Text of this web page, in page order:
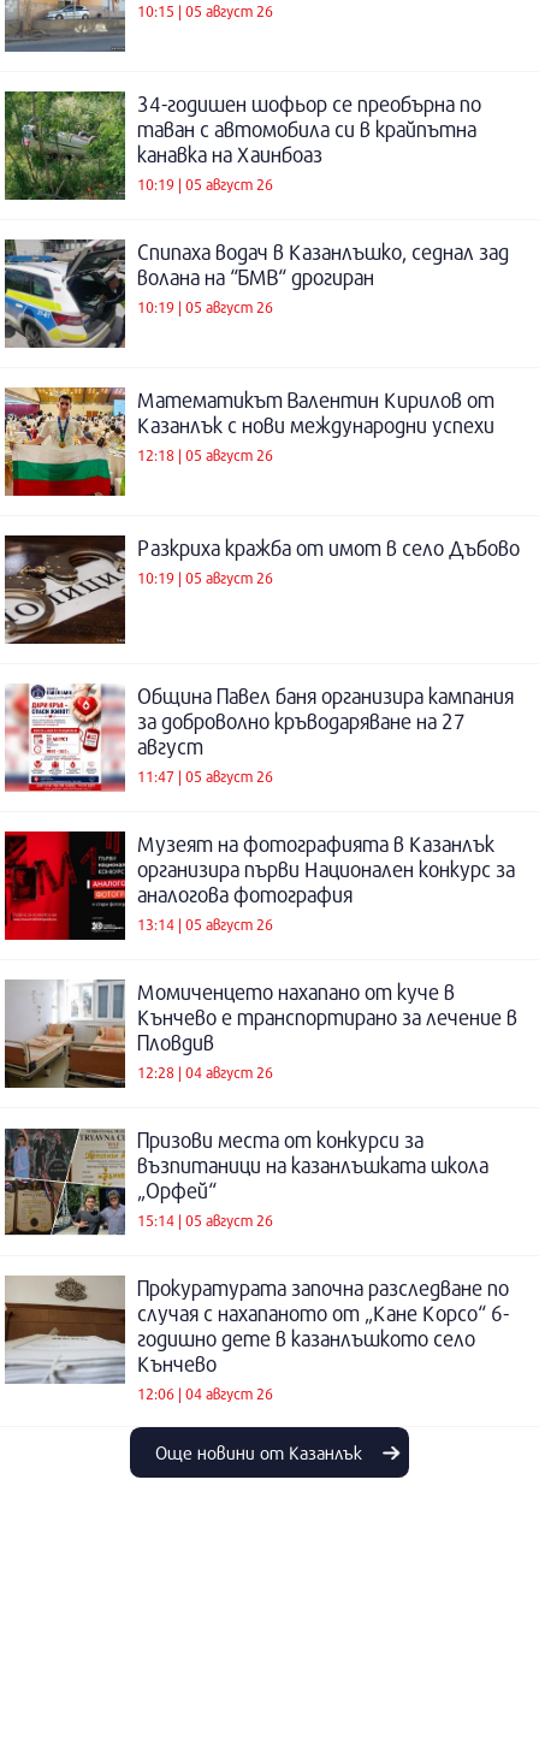
10:15 | 05 август 26
34-годишен шофьор се преобърна по
таван с автомобила си в крайпътна
канавка на Хаинбоаз
10:19 | 05 август 26
Спипаха водач в Казанлъшко, седнал зад
волана на “БМВ“ дрогиран
10:19 | 05 август 26
Математикът Валентин Кирилов от
Казанлък с нови международни успехи
12:18 | 05 август 26
Разкриха кражба от имот в село Дъбово
10:19 | 05 август 26
Община Павел баня организира кампания
за доброволно кръводаряване на 27
август
11:47 | 05 август 26
Музеят на фотографията в Казанлък
организира първи Национален конкурс за
аналогова фотография
13:14 | 05 август 26
Момиченцето нахапано от куче в
Кънчево е транспортирано за лечение в
Пловдив
12:28 | 04 август 26
Призови места от конкурси за
възпитаници на казанлъшката школа
„Орфей“
15:14 | 05 август 26
Прокуратурата започна разследване по
случая с нахапаното от „Кане Корсо“ 6-
годишно дете в казанлъшкото село
Кънчево
12:06 | 04 август 26
Още новини от Казанлък